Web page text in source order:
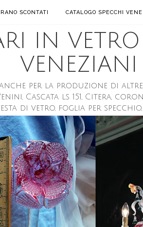
IN
VENEZIANI
per la produzione di altre
Cascata ls 151, Citera,
di vetro, foglia per specchio,
SCONTATI CATALOGO SPECCHI